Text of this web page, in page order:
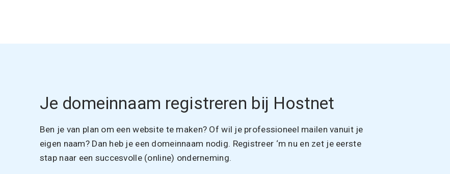
Je domeinnaam registreren bij Hostnet
Ben je van plan om een website te maken? Of wil je professioneel mailen vanuit je
eigen naam? Dan heb je een domeinnaam nodig. Registreer ‘m nu en zet je eerste
stap naar een succesvolle (online) onderneming.